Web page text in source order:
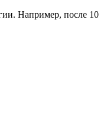
Например, после 10